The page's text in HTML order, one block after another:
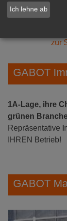
Mitarbeiter (m/
Logistikhalle
zur
GABOT
1A-Lage, ihre
grünen
Repräsentative
IHREN Betrieb!
GABOT
Ich lehne ab